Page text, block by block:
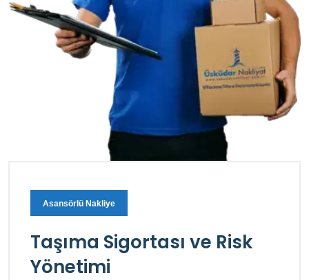
Asansörlü Nakliye
Taşıma Sigortası ve Risk
Yönetimi